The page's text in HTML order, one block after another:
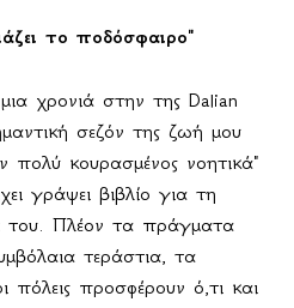
το ποδόσφαιρο"
χρονιά στην της Dalian
σεζόν της ζωή μου
κουρασμένος νοητικά"
γράψει βιβλίο για τη
του. Πλέον τα πράγματα
τεράστια, τα
προσφέρουν ό,τι και